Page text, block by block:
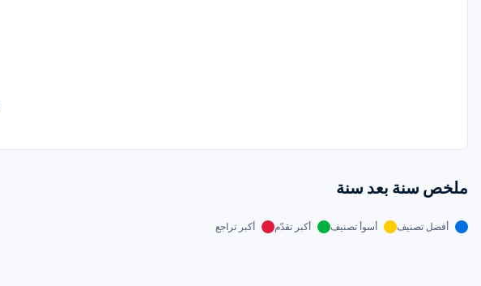
ملخص سنة بعد سنة
أفضل تصنيف أسوأ تصنيف أكبر تقدّم أكبر تراجع